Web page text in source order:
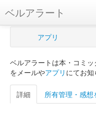
ベルアラート
ベルアラートとは
新規登録
ログイン
アプリ
ベルアラートは本・コミ
をメールやアプリ にてお
詳細 所有管理・感想